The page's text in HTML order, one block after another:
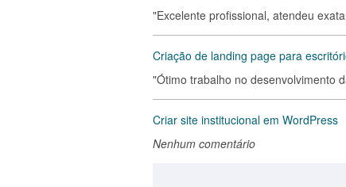
"Excelente profissional, atendeu
Criação de landing page para
"Ótimo trabalho no desenvolvimento
Criar site institucional em WordPress
Nenhum comentário